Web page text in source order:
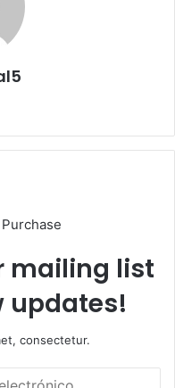
mailing list
updates!
consectetur.